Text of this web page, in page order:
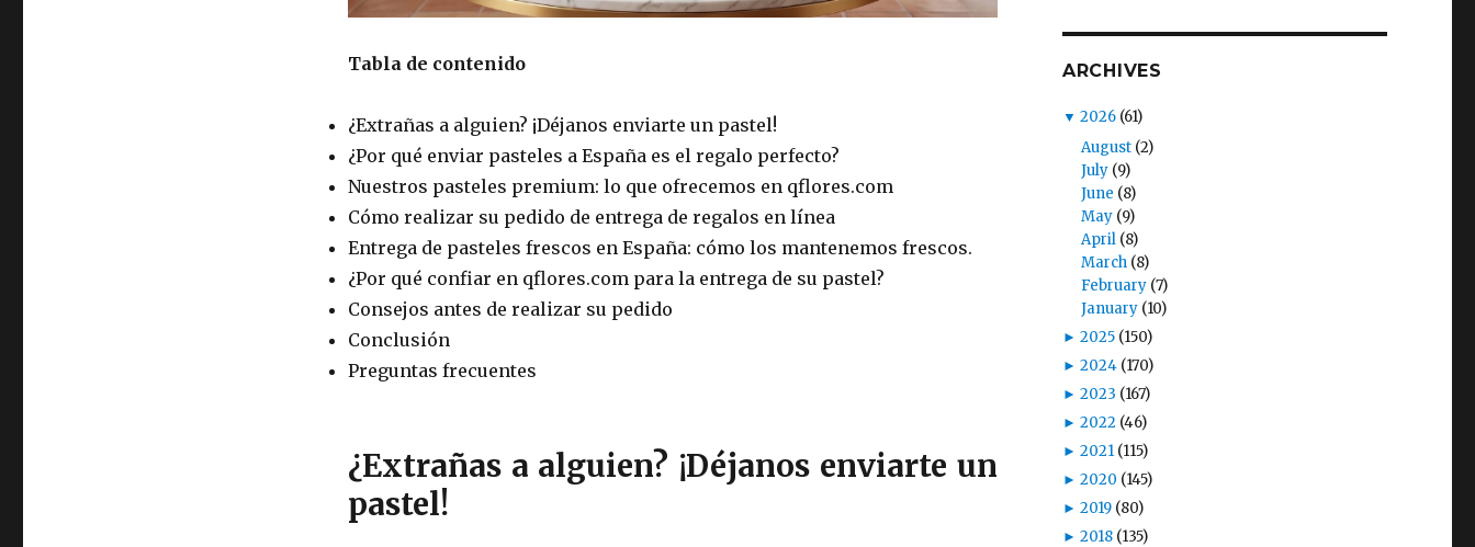
Tabla de contenido
¿Extrañas a alguien? ¡Déjanos enviarte un pastel!
¿Por qué enviar pasteles a España es el regalo perfecto?
Nuestros pasteles premium: lo que ofrecemos en qflores.com
Cómo realizar su pedido de entrega de regalos en línea
Entrega de pasteles frescos en España: cómo los mantenemos frescos.
¿Por qué confiar en qflores.com para la entrega de su pastel?
Consejos antes de realizar su pedido
Conclusión
Preguntas frecuentes
¿Extrañas a alguien? ¡Déjanos enviarte un
pastel!
ARCHIVES
▼ 2026 (61)
August (2)
July (9)
June (8)
May (9)
April (8)
March (8)
February (7)
January (10)
► 2025 (150)
► 2024 (170)
► 2023 (167)
► 2022 (46)
► 2021 (115)
► 2020 (145)
► 2019 (80)
► 2018 (135)